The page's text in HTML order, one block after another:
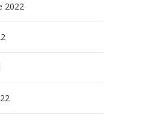
2022